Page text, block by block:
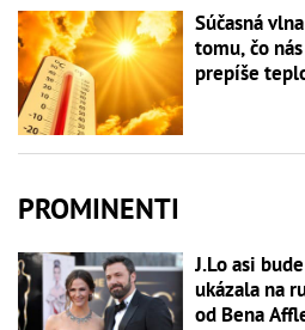
Súčasná
tomu, čo
prepíše
PROMINENTI
J.Lo asi
ukázala na
od Bena